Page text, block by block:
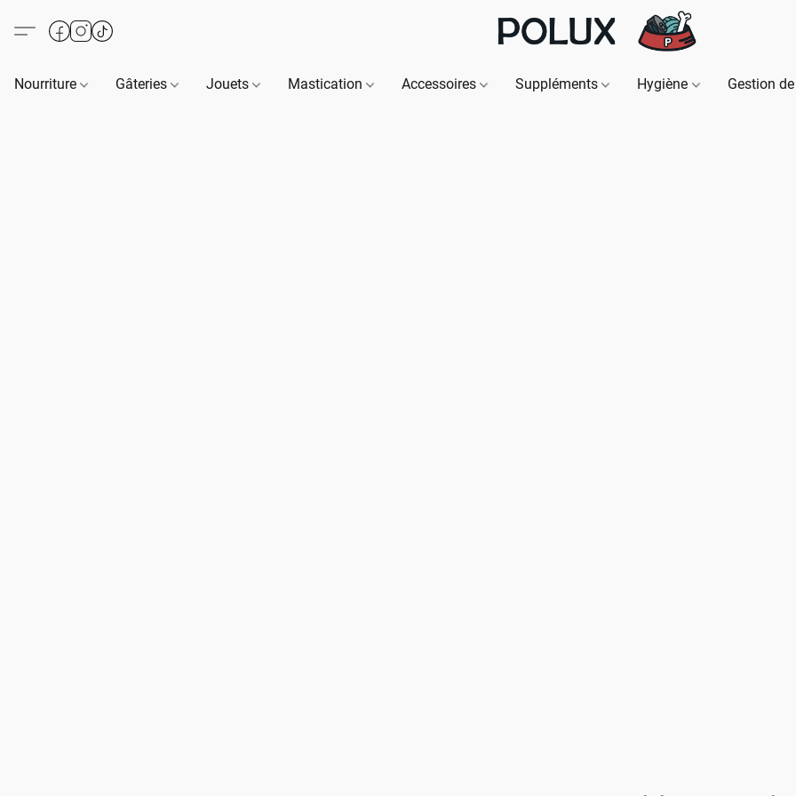
Nourriture Gâteries Jouets Mastication Accessoires Suppléments Hygiène Gestion